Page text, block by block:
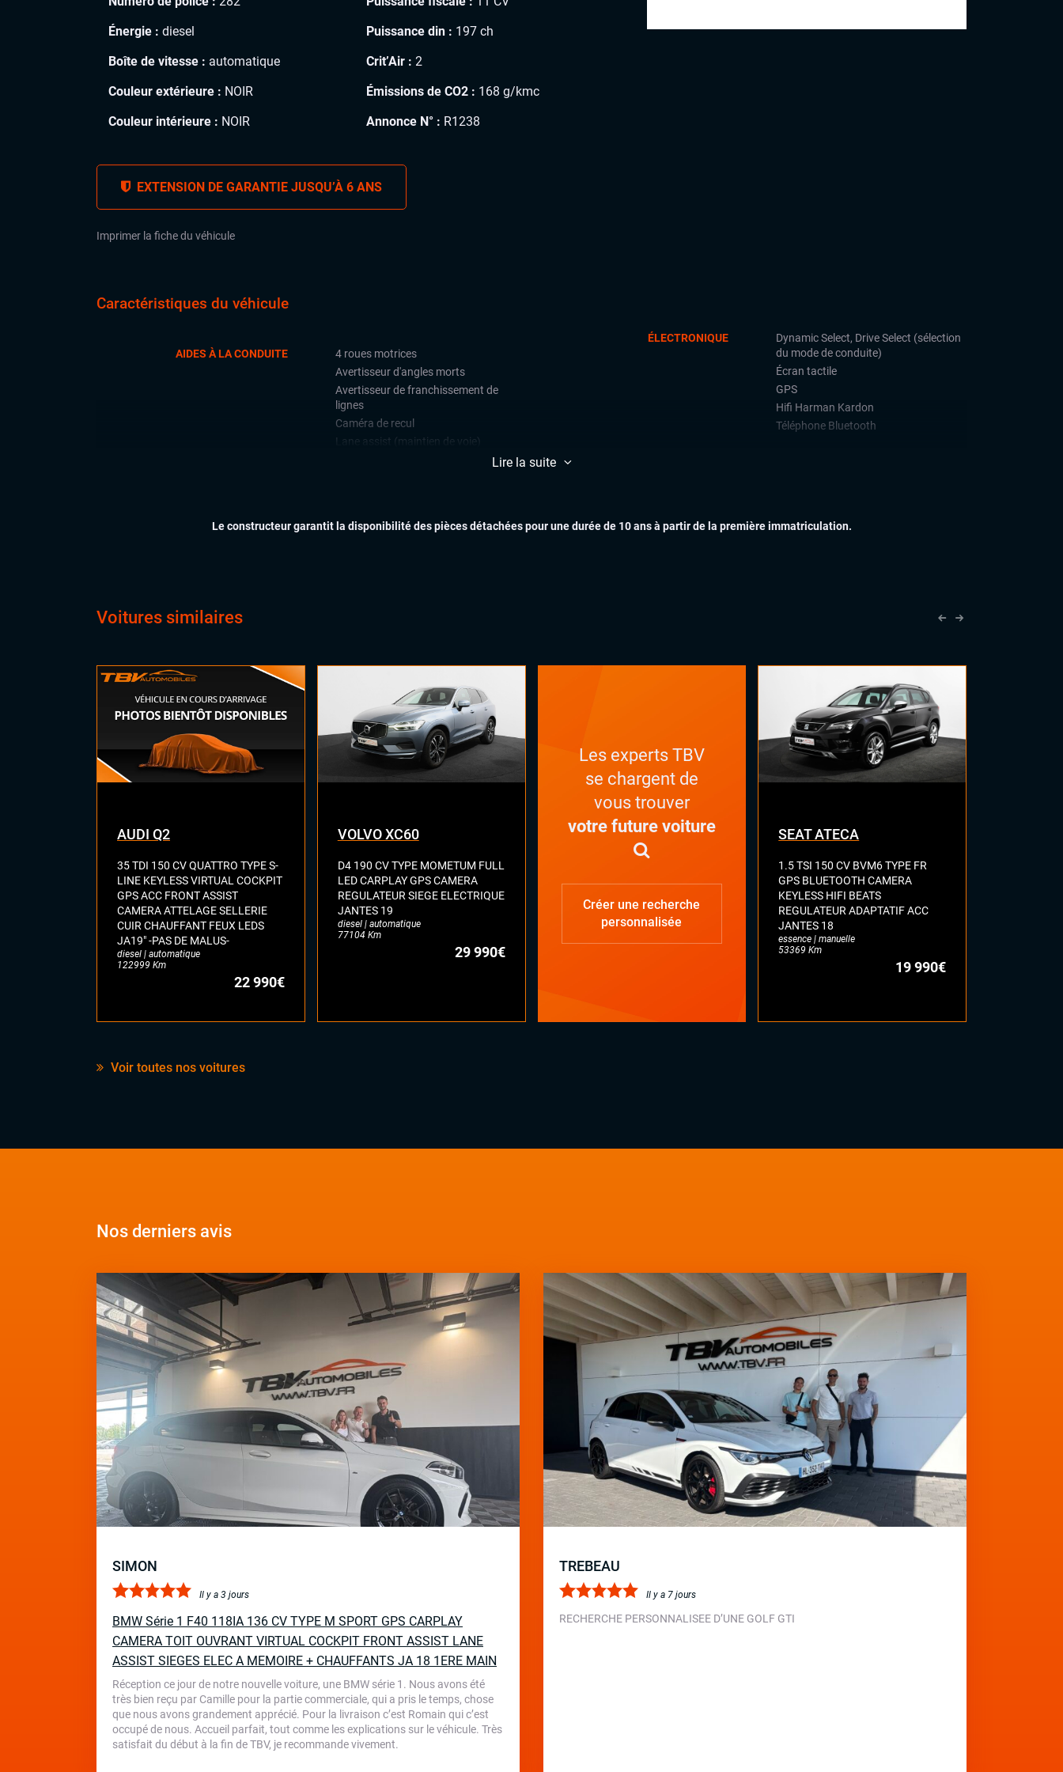
Énergie : diesel
Boîte de vitesse : automatique
Couleur extérieure : NOIR
Couleur intérieure : NOIR
Puissance din : 197 ch
Crit’Air : 2
Émissions de CO2 : 168 g/kmc
Annonce N° : R1238
EXTENSION DE GARANTIE JUSQU’À 6 ANS
Imprimer la fiche du véhicule
Caractéristiques du véhicule
AIDES À LA CONDUITE
4 roues motrices
Avertisseur d'angles morts
Avertisseur de franchissement de
lignes
Caméra de recul
Lane assist (maintien de voie)
Virtual cockpit (live cockpit, compteur
Volant chauffant
Volant multifonctions
ÉLECTRONIQUE
Dynamic Select, Drive Select (sélection
du mode de conduite)
Écran tactile
GPS
Hifi Harman Kardon
Téléphone Bluetooth
Lire la suite
Le constructeur garantit la disponibilité des pièces détachées pour une durée de 10 ans à partir de la première immatriculation.
Voitures similaires
AUDI Q2
35 TDI 150 CV QUATTRO TYPE S-
LINE KEYLESS VIRTUAL COCKPIT
GPS ACC FRONT ASSIST
CAMERA ATTELAGE SELLERIE
CUIR CHAUFFANT FEUX LEDS
JA19" -PAS DE MALUS-
diesel | automatique
122999 Km
22 990€
VOLVO XC60
D4 190 CV TYPE MOMETUM FULL
LED CARPLAY GPS CAMERA
REGULATEUR SIEGE ELECTRIQUE
JANTES 19
diesel | automatique
77104 Km
29 990€
Les experts TBV
se chargent de
vous trouver
votre future voiture
Créer une recherche
personnalisée
SEAT ATECA
1.5 TSI 150 CV BVM6 TYPE FR
GPS BLUETOOTH CAMERA
KEYLESS HIFI BEATS
REGULATEUR ADAPTATIF ACC
JANTES 18
essence | manuelle
53369 Km
19 990€
Voir toutes nos voitures
Nos derniers avis
SIMON
Il y a 3 jours
BMW Série 1 F40 118IA 136 CV TYPE M SPORT GPS CARPLAY
CAMERA TOIT OUVRANT VIRTUAL COCKPIT FRONT ASSIST LANE
ASSIST SIEGES ELEC A MEMOIRE + CHAUFFANTS JA 18 1ERE MAIN
Réception ce jour de notre nouvelle voiture, une BMW série 1. Nous avons été
très bien reçu par Camille pour la partie commerciale, qui a pris le temps, chose
que nous avons grandement apprécié. Pour la livraison c’est Romain qui c’est
occupé de nous. Accueil parfait, tout comme les explications sur le véhicule. Très
satisfait du début à la fin de TBV, je recommande vivement.
TREBEAU
Il y a 7 jours
RECHERCHE PERSONNALISEE D’UNE GOLF GTI